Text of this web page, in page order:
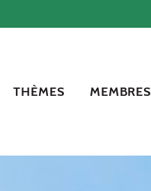
THÈMES MEMBRES